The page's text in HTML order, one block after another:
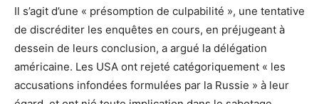
Il s’agit d’une « présomption de culpabilité », une tentative
de discréditer les enquêtes en cours, en préjugeant à
dessein de leurs conclusion, a argué la délégation
américaine. Les USA ont rejeté catégoriquement « les
accusations infondées formulées par la Russie » à leur